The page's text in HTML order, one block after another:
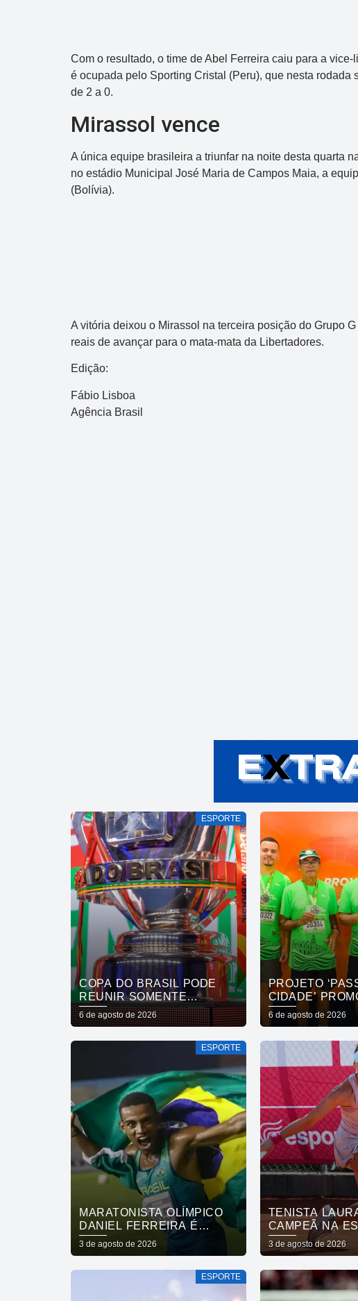
Com o resultado, o time de Abel Ferreira caiu para a
é ocupada pelo Sporting Cristal (Peru), que nesta
de 2 a 0.
Mirassol vence
A única equipe brasileira a triunfar na noite desta quarta
no estádio Municipal José Maria de Campos Maia, a
(Bolívia).
A vitória deixou o Mirassol na terceira posição do Grupo
reais de avançar para o mata-mata da Libertadores.
Edição:
Fábio Lisboa
Agência Brasil
10 14 16 21 30 31 02
Acumulou:
ESPORTE
COPA DO BRASIL PODE
REUNIR SOMENTE
CAMPEÕES NAS QUARTAS
DE FINAL
6 de agosto de 2026
PROJETO
CIDADE’
INCLUSÃO
FORTALECE
DA CORRIDA
6 de agosto de 2026
ESPORTE
MARATONISTA OLÍMPICO
DANIEL FERREIRA É
ENCONTRADO VIVO APÓS
44 DIAS
3 de agosto de 2026
TENISTA
CAMPEÃ NA
VOLTA AO TOP
3 de agosto de 2026
ESPORTE